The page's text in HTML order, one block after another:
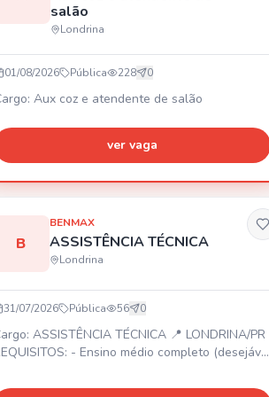
salão
Londrina
01/08/2026 Pública 228 0
Aux coz e atendente de salão
ver vaga
B
BENMAX
ASSISTÊNCIA TÉCNICA
Londrina
31/07/2026 Pública 56 0
ASSISTÊNCIA TÉCNICA 📍 LONDRINA/PR
- Ensino médio completo (desejável
Administração, Logística, Eletrotécnica ou áreas